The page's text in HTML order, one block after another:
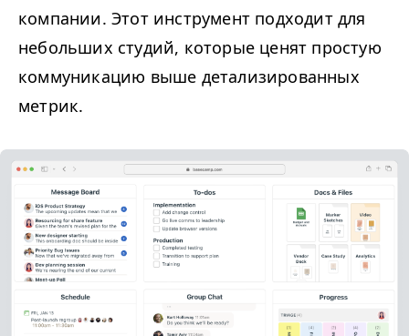
компании. Этот инструмент подходит для
небольших студий, которые ценят простую
коммуникацию выше детализированных
метрик.